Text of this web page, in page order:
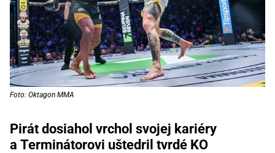
Foto: Oktagon MMA
Pirát dosiahol vrchol svojej kariéry
a Terminátorovi uštedril tvrdé KO